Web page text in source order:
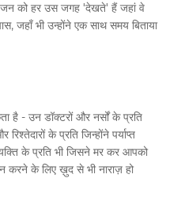
को हर उस जगह 'देखते' हैं जहां वे
जहाँ भी उन्होंने एक साथ समय बिताया
- उन डॉक्टरों और नर्सों के प्रति
के प्रति जिन्होंने पर्याप्त
के प्रति भी जिसने मर कर आपको
करने के लिए ख़ुद से भी नाराज़ हो